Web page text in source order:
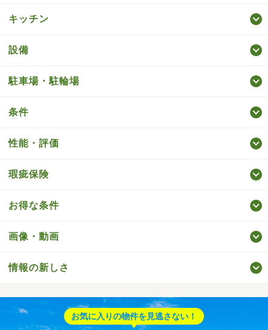
キッチン
設備
駐車場・駐輪場
条件
性能・評価
瑕疵保険
お得な条件
画像・動画
情報の新しさ
お気に入りの物件を見逃さない！